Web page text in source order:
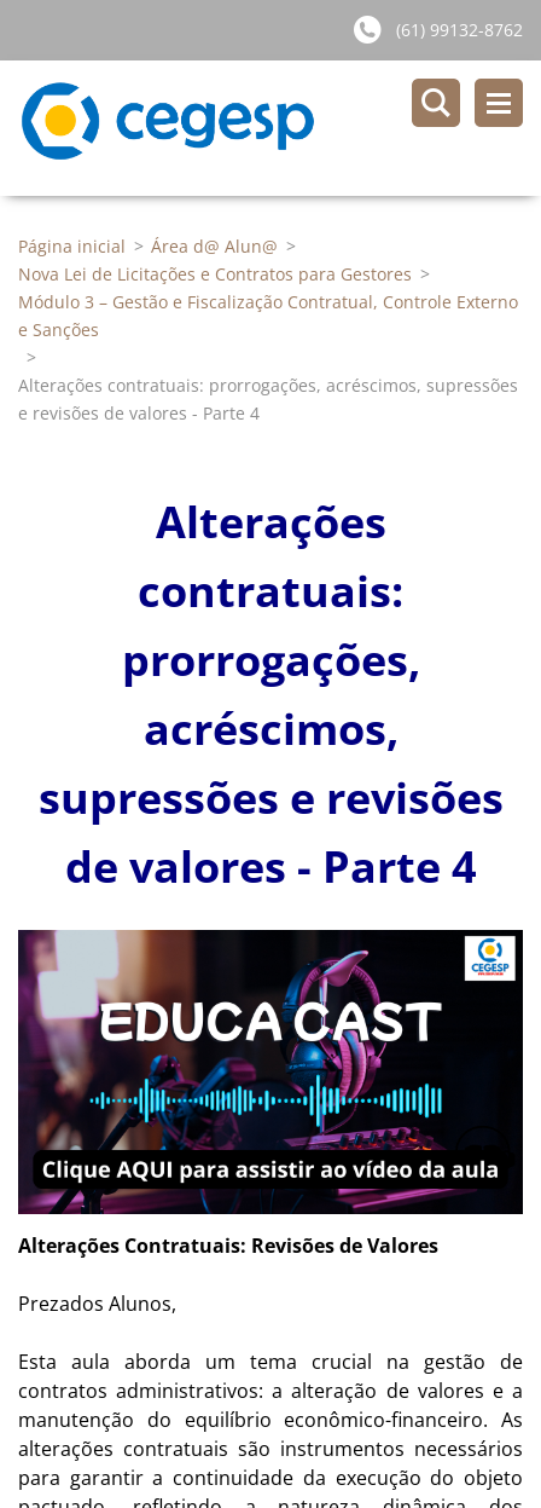
(61) 99132-8762
Página inicial > Área d@ Alun@ >
Nova Lei de Licitações e Contratos para Gestores >
Módulo 3 – Gestão e Fiscalização Contratual, Controle Externo
e Sanções
>
Alterações contratuais: prorrogações, acréscimos, supressões
e revisões de valores - Parte 4
Alterações
contratuais:
prorrogações,
acréscimos,
supressões e revisões
de valores - Parte 4
Alterações Contratuais: Revisões de Valores
Prezados Alunos,
Esta aula aborda um tema crucial na gestão de
contratos administrativos: a alteração de valores e a
manutenção do equilíbrio econômico-financeiro. As
alterações contratuais são instrumentos necessários
para garantir a continuidade da execução do objeto